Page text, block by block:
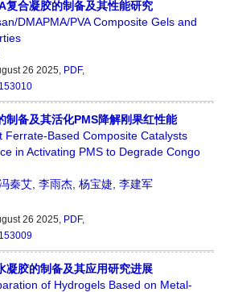
复合凝胶的制备及其性能研究
DMAPMA/PVA Composite Gels and
26 2025, PDF,
制备及其活化PMS降解刚果红性能
Ferrate-Based Composite Catalysts
in Activating PMS to Degrade Congo
冯秦艾 李雨杰 杨宝婕 李建军
26 2025, PDF,
凝胶的制备及其应用研究进展
of Hydrogels Based on Metal-